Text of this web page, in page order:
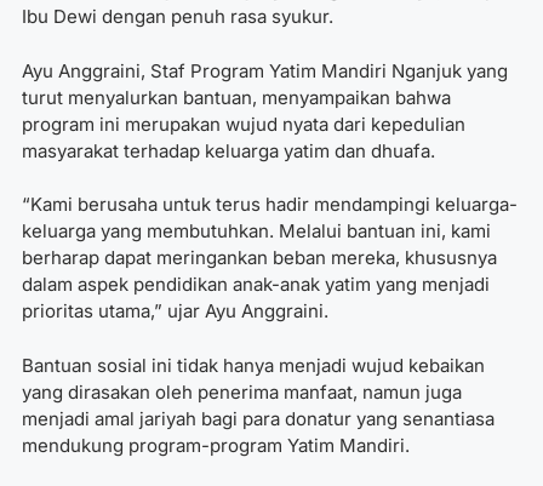
Ibu Dewi dengan penuh rasa syukur.
Ayu Anggraini, Staf Program Yatim Mandiri Nganjuk yang
turut menyalurkan bantuan, menyampaikan bahwa
program ini merupakan wujud nyata dari kepedulian
masyarakat terhadap keluarga yatim dan dhuafa.
“Kami berusaha untuk terus hadir mendampingi keluarga-
keluarga yang membutuhkan. Melalui bantuan ini, kami
berharap dapat meringankan beban mereka, khususnya
dalam aspek pendidikan anak-anak yatim yang menjadi
prioritas utama,” ujar Ayu Anggraini.
Bantuan sosial ini tidak hanya menjadi wujud kebaikan
yang dirasakan oleh penerima manfaat, namun juga
menjadi amal jariyah bagi para donatur yang senantiasa
mendukung program-program Yatim Mandiri.